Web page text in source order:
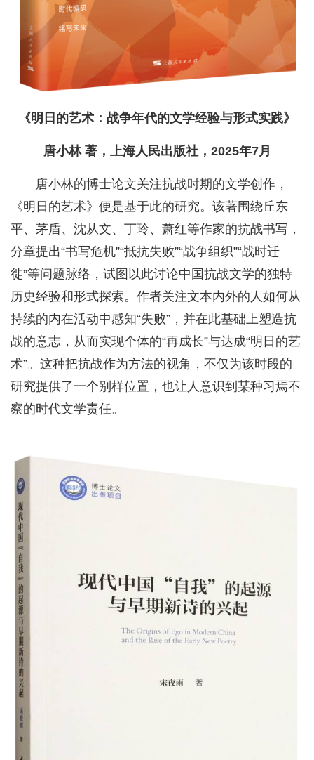
《明日的艺术：战争年代的文学经验与形式实践》
唐小林 著，上海人民出版社，2025年7月
唐小林的博士论文关注抗战时期的文学创作，
《明日的艺术》便是基于此的研究。该著围绕丘东
平、茅盾、沈从文、丁玲、萧红等作家的抗战书写，
分章提出“书写危机”“抵抗失败”“战争组织”“战时迁
徙”等问题脉络，试图以此讨论中国抗战文学的独特
历史经验和形式探索。作者关注文本内外的人如何从
持续的内在活动中感知“失败”，并在此基础上塑造抗
战的意志，从而实现个体的“再成长”与达成“明日的艺
术”。这种把抗战作为方法的视角，不仅为该时段的
研究提供了一个别样位置，也让人意识到某种习焉不
察的时代文学责任。